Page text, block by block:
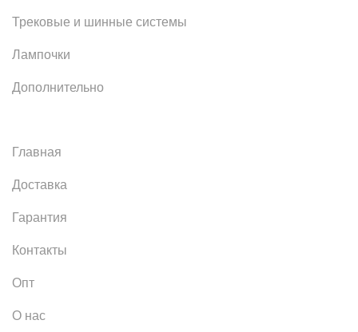
Трековые и шинные системы
Лампочки
Дополнительно
Главная
Доставка
Гарантия
Контакты
Опт
О нас